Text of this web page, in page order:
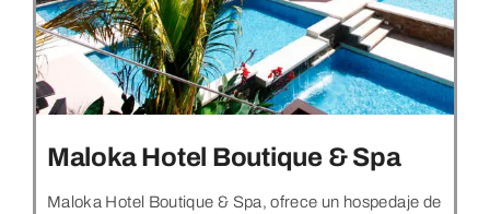
Maloka Hotel Boutique & Spa
Maloka Hotel Boutique & Spa, ofrece un hospedaje de